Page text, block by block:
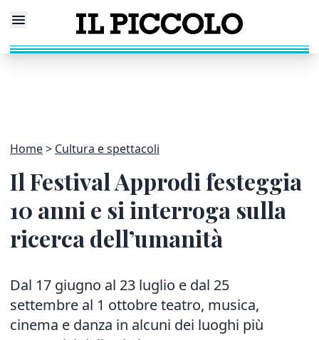
Home Cultura e spettacoli
Il Festival Approdi festeggia
10 anni e si interroga sulla
ricerca dell’umanità
Dal 17 giugno al 23 luglio e dal 25
settembre al 1 ottobre teatro, musica,
cinema e danza in alcuni dei luoghi più